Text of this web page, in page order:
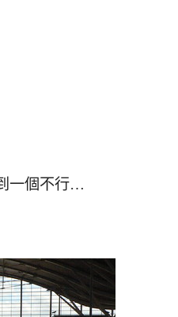
一個不行…